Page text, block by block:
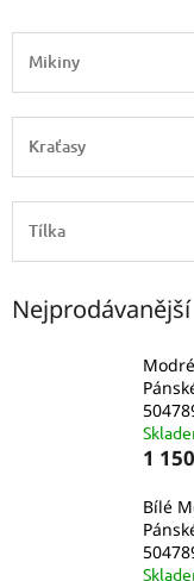
Mikiny
Kraťasy
Tílka
Nejprodávanější
1
Bílé